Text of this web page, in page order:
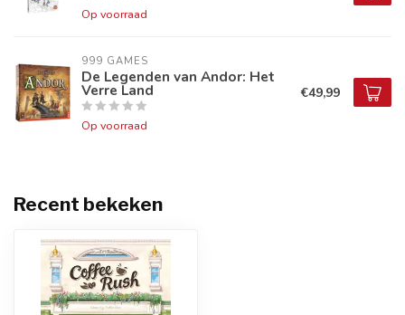
Op voorraad
999 GAMES
De Legenden van Andor: Het
Verre Land
Op voorraad
€49,99
Recent bekeken